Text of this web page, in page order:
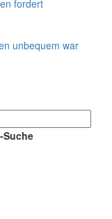
fordert
unbequem war
Suche